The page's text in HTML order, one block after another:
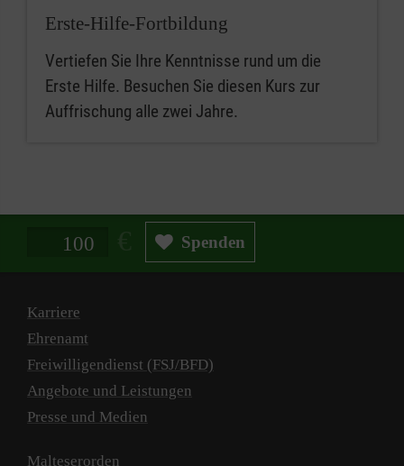
Erste-Hilfe-Fortbildung
Vertiefen Sie Ihre Kenntnisse rund um die
Erste Hilfe. Besuchen Sie diesen Kurs zur
Auffrischung alle zwei Jahre.
Spendenbetrag in Euro Spenden
Karriere
Ehrenamt
Freiwilligendienst (FSJ/BFD)
Angebote und Leistungen
Presse und Medien
Malteserorden